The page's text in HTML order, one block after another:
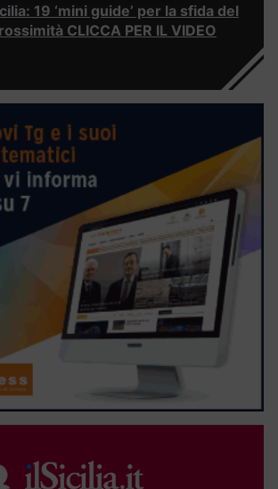
19 ‘mini guide’ per la sfida del
CLICCA PER IL VIDEO